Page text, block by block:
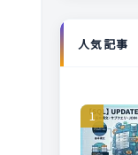
人気記事